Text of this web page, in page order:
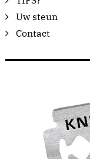
Uw steun
Contact